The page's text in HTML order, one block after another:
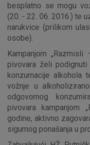
besplatno se mogu
(20. - 22. 06. 2016.) te
narukvice (prilikom
osobe).
Kampanjom
pivovara želi
konzumacije alkohola
vožnje u
odgovornog
pivovara kampanjom
godine, aktivno
sigurnog ponašanja u